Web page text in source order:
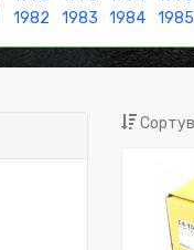
1982 1983 1984 1985